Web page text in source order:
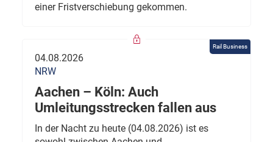
einer Fristverschiebung gekommen.
Rail Business
04.08.2026
NRW
Aachen – Köln: Auch
Umleitungsstrecken fallen aus
In der Nacht zu heute (04.08.2026) ist es